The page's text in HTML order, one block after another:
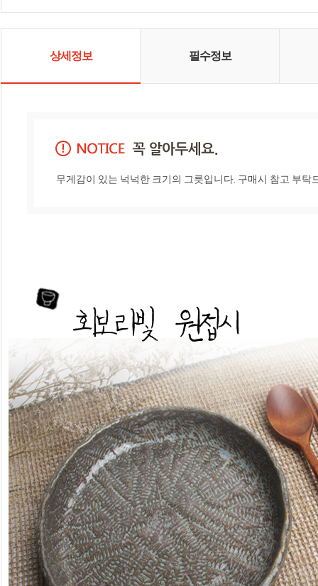
상세정보 필수정보
무게감이 있는 넉넉한 크기의 그릇입니다. 구매시 참고 부탁